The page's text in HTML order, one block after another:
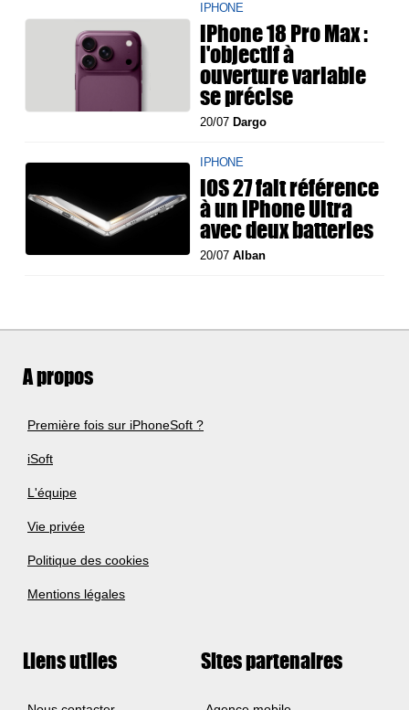
IPHONE
iPhone 18 Pro Max :
l'objectif à
ouverture variable
se précise
20/07 Dargo
IPHONE
iOS 27 fait référence
à un iPhone Ultra
avec deux batteries
20/07Alban
A propos
Première fois sur iPhoneSoft ?
iSoft
L'équipe
Vie privée
Politique des cookies
Mentions légales
Liens utiles Sites partenaires